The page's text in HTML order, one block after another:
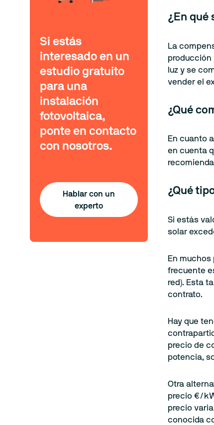
Si estás
interesado en un
estudio gratuito
para una
instalación
fotovoltaica,
ponte en contacto
con nosotros.
Hablar con un
experto
¿En qué
La
producción
luz y se
vender el
¿Qué
En cuanto
en cuenta
¿Qué
Si estás
solar
En
frecuente
red). Esta
contrato.
Hay que
precio de
potencia,
Otra
precio €/
precio
conocida